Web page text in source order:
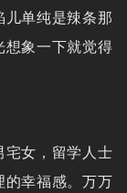
单纯是辣条那
象一下就觉得
女，留学人士
幸福感。万万